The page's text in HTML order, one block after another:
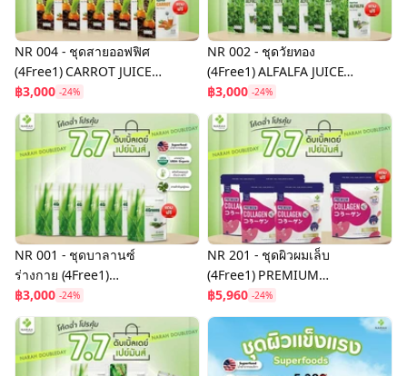
NR 004 - ชุดสายออฟฟิศ
(4Free1) CARROT JUICE
POWDER ราคา 3,000 บาท
พร้อมของแถม
฿3,000 -24%
NR 002 - ชุดวัยทอง
(4Free1) ALFALFA JUICE
POWDER ราคา 3,000 บาท
พร้อมของแถม
฿3,000 -24%
NR 001 - ชุดบาลานซ์
ร่างกาย (4Free1)
4GREENS JUICE POWDER
ราคา 3,000 บาท พร้อมของ
แถม
฿3,000 -24%
NR 201 - ชุดผิวผมเล็บ
(4Free1) PREMIUM
COLLAGEN ราคา 5,960
บาท พร้อมของแถม
฿5,960 -24%